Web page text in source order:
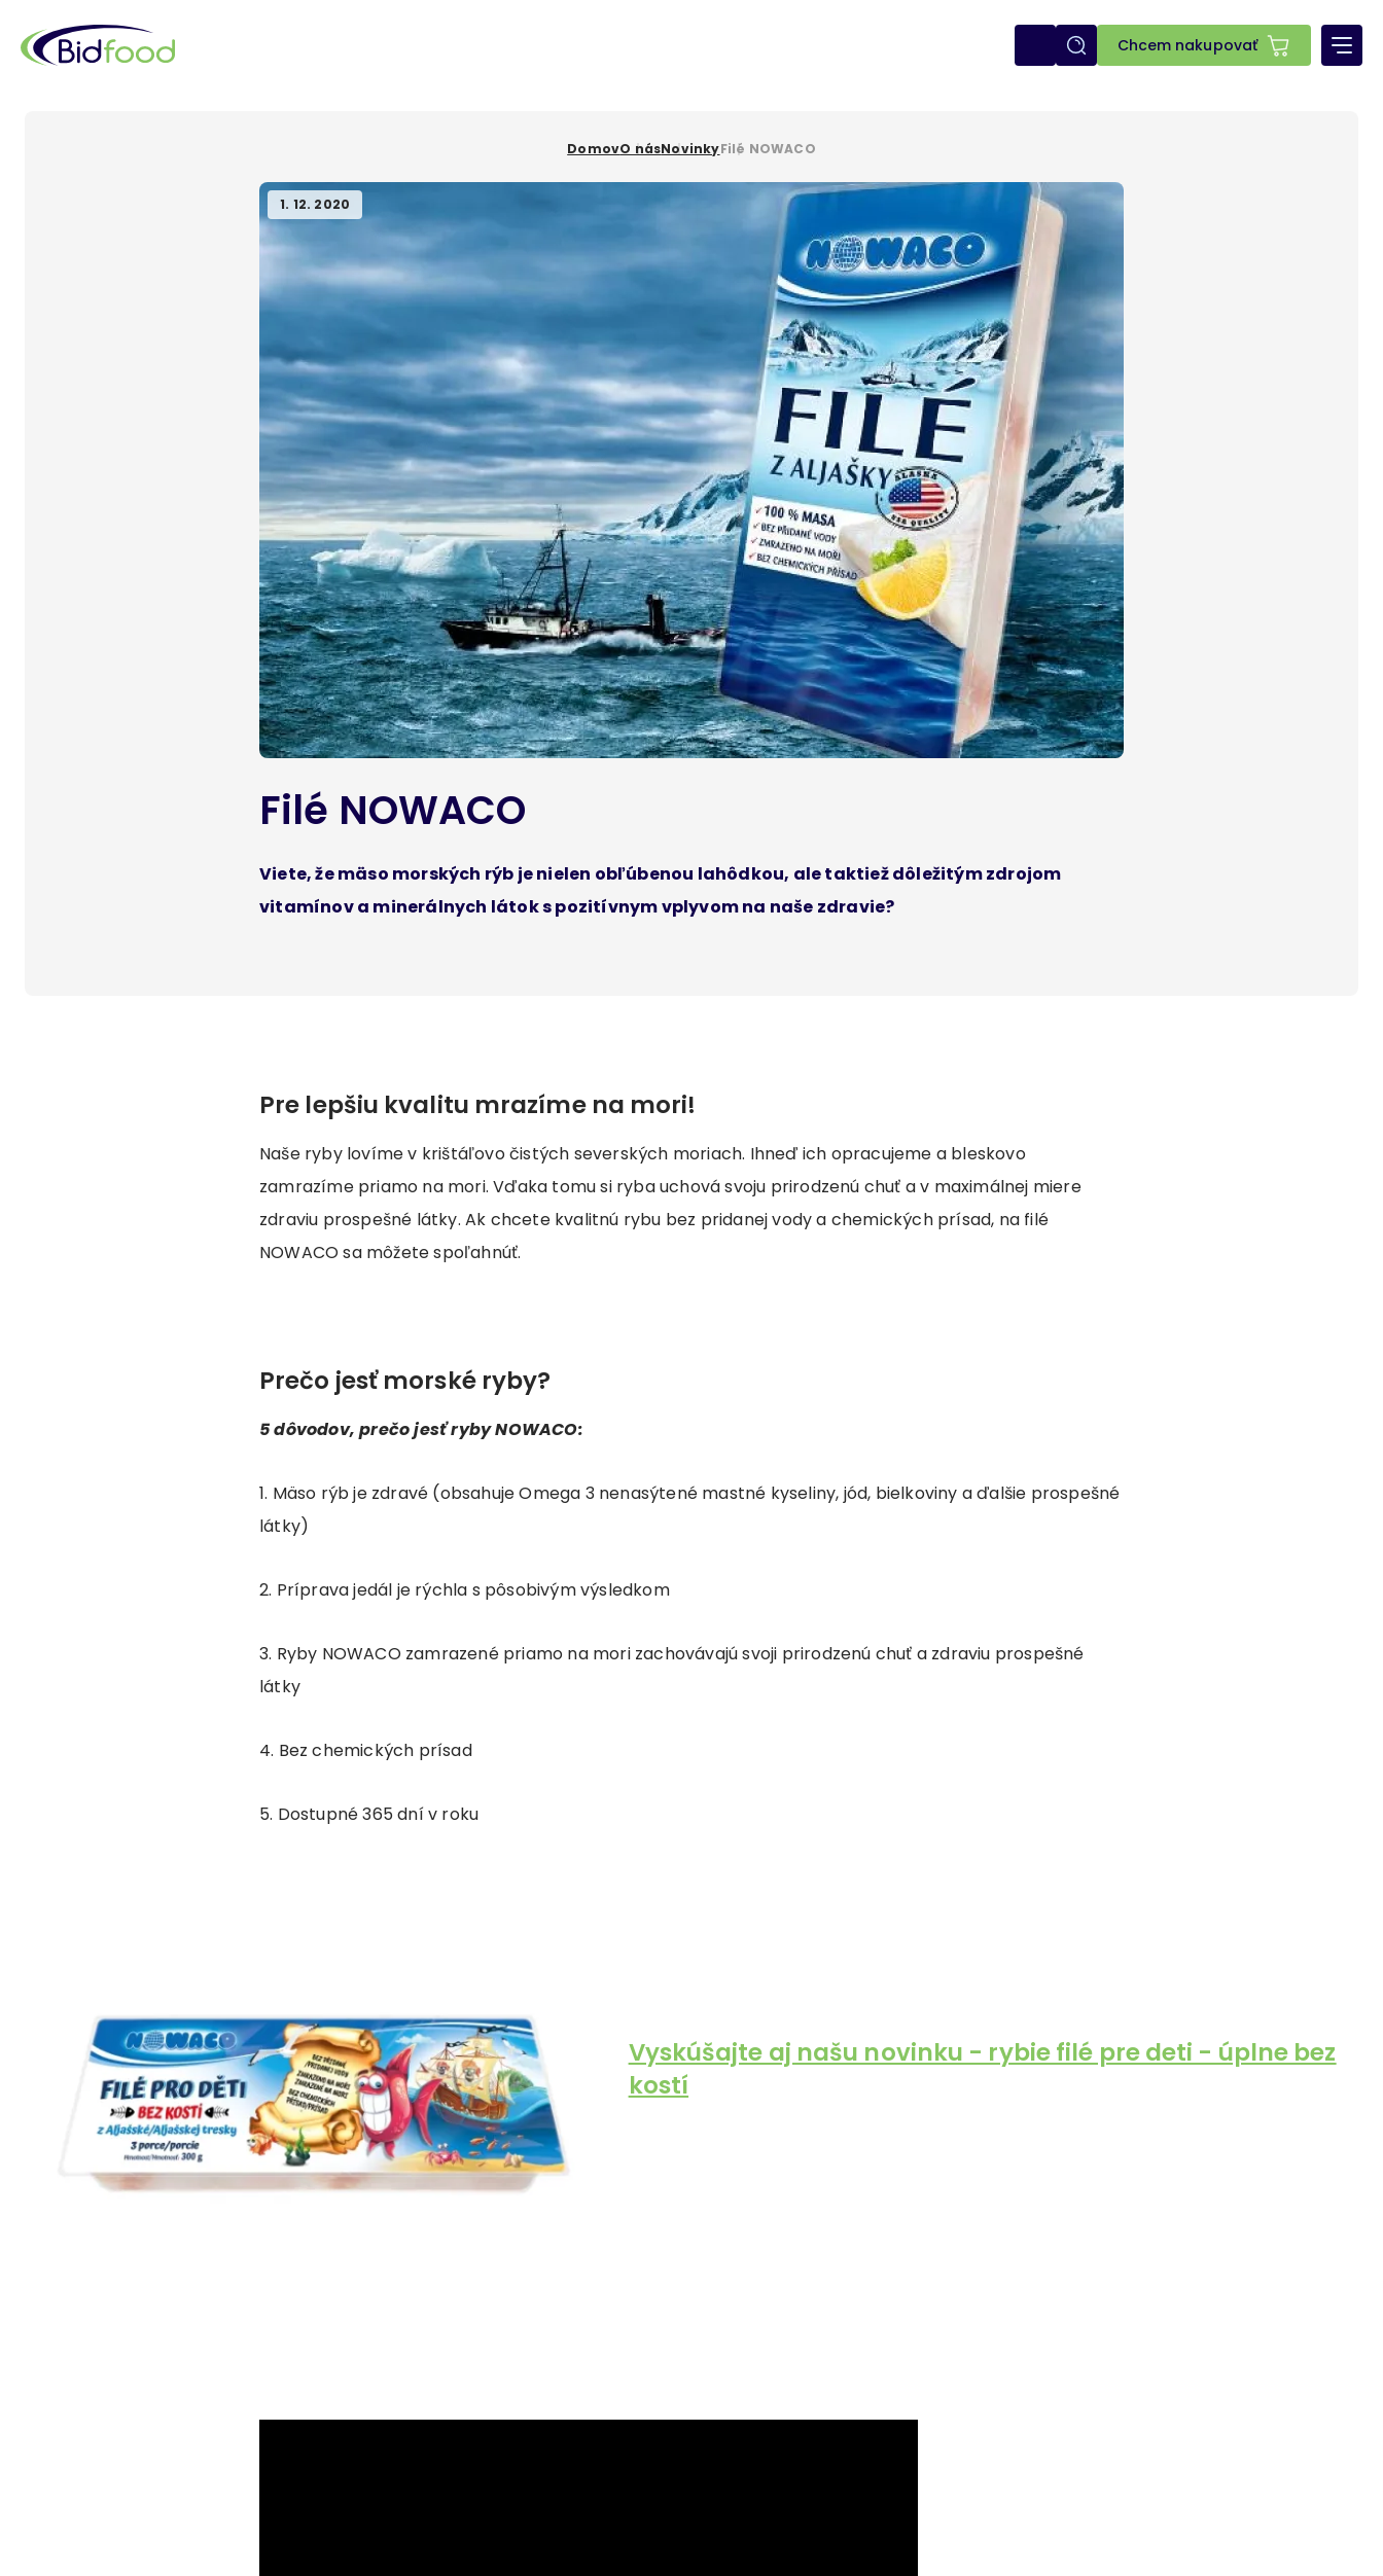
hlavný
obsah
E-
Chcem nakupovať
DomovO násNovinkyFilé NOWACO
1. 12. 2020
Filé NOWACO
Viete, že mäso morských rýb je nielen obľúbenou lahôdkou, ale taktiež dôležitým zdrojom
vitamínov a minerálnych látok s pozitívnym vplyvom na naše zdravie?
Pre lepšiu kvalitu mrazíme na mori!
Naše ryby lovíme v krištáľovo čistých severských moriach. Ihneď ich opracujeme a bleskovo
zamrazíme priamo na mori. Vďaka tomu si ryba uchová svoju prirodzenú chuť a v maximálnej miere
zdraviu prospešné látky. Ak chcete kvalitnú rybu bez pridanej vody a chemických prísad, na filé
NOWACO sa môžete spoľahnúť.
Prečo jesť morské ryby?
5 dôvodov, prečo jesť ryby NOWACO:
1. Mäso rýb je zdravé (obsahuje Omega 3 nenasýtené mastné kyseliny, jód, bielkoviny a ďalšie prospešné
látky)
2. Príprava jedál je rýchla s pôsobivým výsledkom
3. Ryby NOWACO zamrazené priamo na mori zachovávajú svoji prirodzenú chuť a zdraviu prospešné
látky
4. Bez chemických prísad
5. Dostupné 365 dní v roku
Vyskúšajte aj našu novinku - rybie filé pre deti - úplne bez
kostí